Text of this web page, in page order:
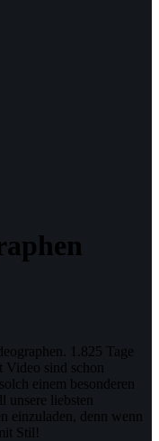
1.825 Tage
Video sind schon
einem besonderen
unsere liebsten
einzuladen, denn wenn
Stil!